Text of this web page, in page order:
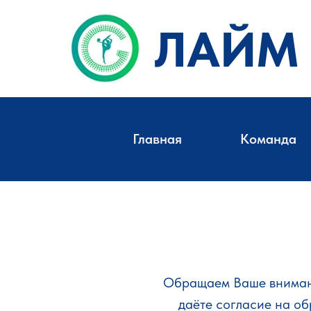
ЛАЙМ
Главная Команда
Обращаем Ваше
даёте согласие на